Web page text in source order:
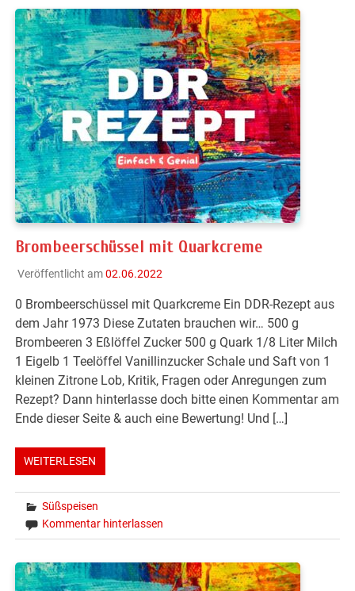
Brombeerschüssel mit Quarkcreme
Veröffentlicht am02.06.2022
0 Brombeerschüssel mit Quarkcreme Ein DDR-Rezept aus
dem Jahr 1973 Diese Zutaten brauchen wir… 500 g
Brombeeren 3 Eßlöffel Zucker 500 g Quark 1/8 Liter Milch
1 Eigelb 1 Teelöffel Vanillinzucker Schale und Saft von 1
kleinen Zitrone Lob, Kritik, Fragen oder Anregungen zum
Rezept? Dann hinterlasse doch bitte einen Kommentar am
Ende dieser Seite & auch eine Bewertung! Und […]
WEITERLESEN
Süßspeisen
Kommentar hinterlassen